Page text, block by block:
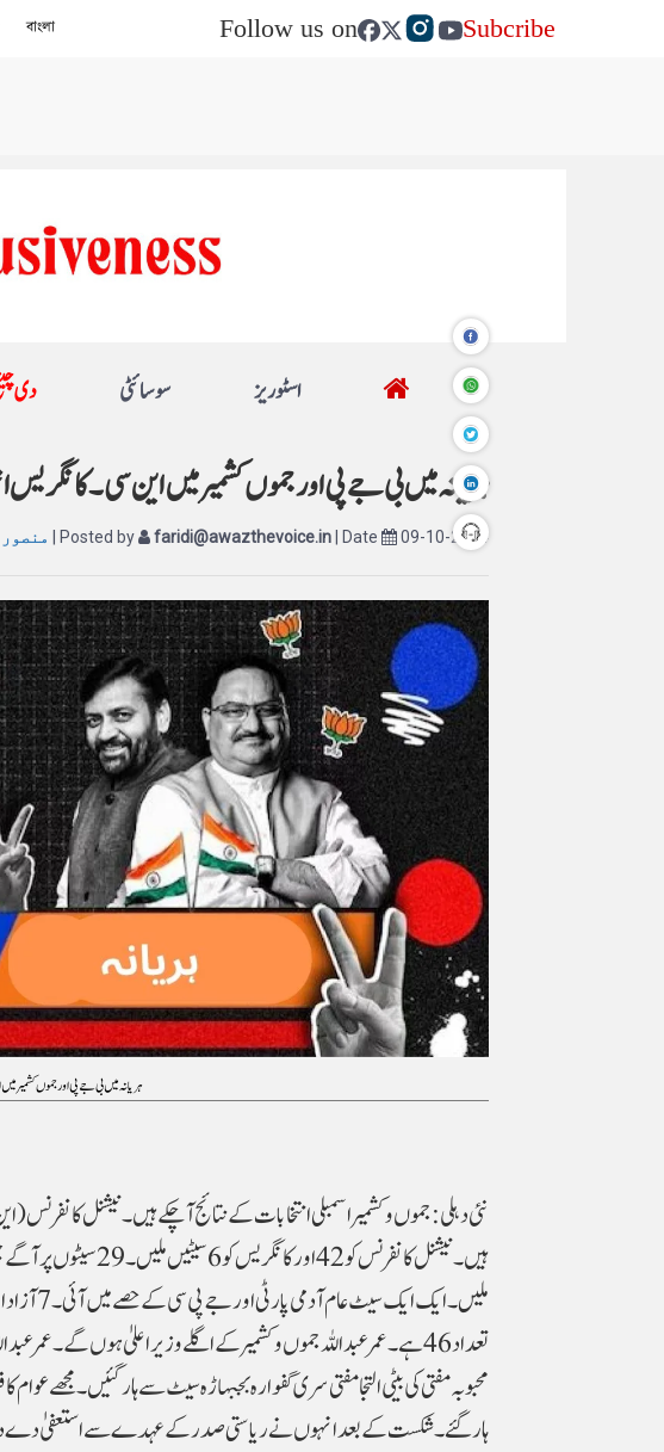
বাংলা Follow us on Subcribe
دی سوسائٹی اسٹوریز
ہریانہ میں بی جے پی اور جموں کشمیر میں این سی ۔ کانگریس
| Posted by faridi@awazthevoice.in | Date 09-10-2024
ہریانہ میں بی جے پی اور جموں کشمیر میں
تعداد 46 ہے۔ عمر عبداللہ جموں و کشمیر کے اگلے وزیر اعلیٰ ہوں گے۔
محبوبہ مفتی کی بیٹی التجا مفتی سری گفوارہ بجبہاڑہ سیٹ سے ہار گئیں۔